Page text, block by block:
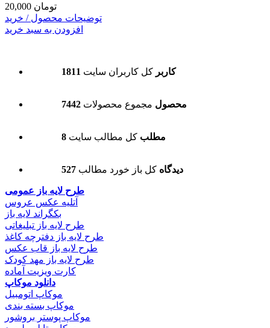
20,000 تومان
توضیحات محصول / خرید
افزودن به سبد خرید
1811 کاربر کل کاربران سایت
7442 محصول مجموع محصولات
8 مطلب کل مطالب سایت
527 دیدگاه کل باز خورد مطالب
طرح لایه باز عمومی
آتلیه عکس عروس
بکگراند لایه باز
طرح لایه باز تبلیغاتی
طرح لایه باز دفترچه کاغذ
طرح لایه باز قاب عکس
طرح لایه باز مهد کودک
کارت ویزیت آماده
دانلود موکاپ
موکاپ اتومبیل
موکاپ بسته بندی
موکاپ پوستر بروشور